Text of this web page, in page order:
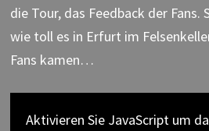
die Tour, das Feedback der Fans.
wie toll es in Erfurt im
Fans kamen…
Aktivieren Sie JavaScript um